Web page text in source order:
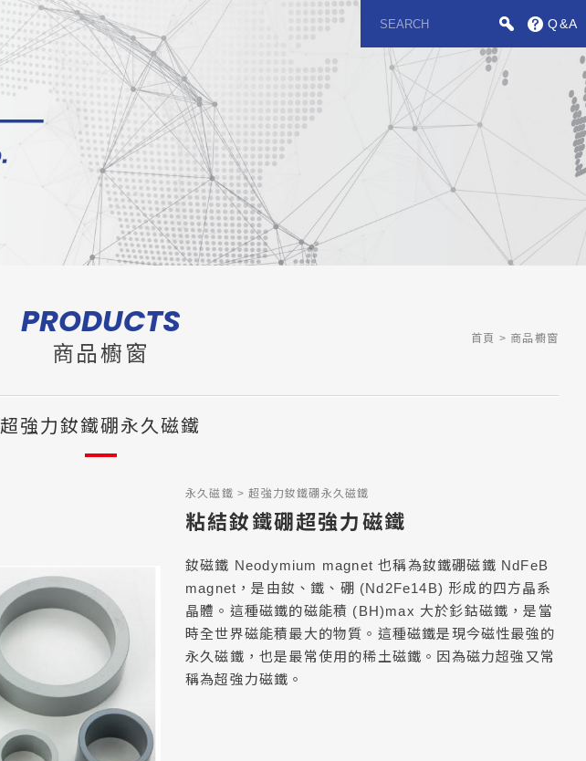
Q&A
首頁 商品櫥窗
PRODUCTS
商品櫥窗
超強力釹鐵硼永久磁鐵
永久磁鐵 超強力釹鐵硼永久磁鐵
粘結釹鐵硼超強力磁鐵
釹磁鐵 Neodymium magnet 也稱為釹鐵硼磁鐵 NdFeB
magnet，是由釹、鐵、硼 (Nd2Fe14B) 形成的四方晶系
晶體。這種磁鐵的磁能積 (BH)max 大於釤鈷磁鐵，是當
時全世界磁能積最大的物質。這種磁鐵是現今磁性最強的
永久磁鐵，也是最常使用的稀土磁鐵。因為磁力超強又常
稱為超強力磁鐵。